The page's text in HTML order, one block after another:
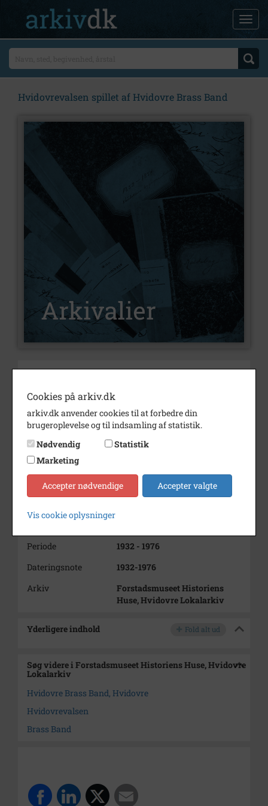
Hvidovrevalsen spillet af Hvidovre Brass Band
Nummer
A1001
Type
Arkivskaber
Hvidovre Brass Band
Hvidovre
Kun vedr. Hvidovrevalsen
Periode
1932 - 1976
Dateringsnote
1932-1976
Arkiv
Forstadsmuseet Historiens
Huse, Hvidovre Lokalarkiv
Yderligere indhold Fold alt ud
Søg videre i Forstadsmuseet Historiens Huse, Hvidovre
Lokalarkiv
Hvidovre Brass Band, Hvidovre
Hvidovrevalsen
Brass Band
Cookies på arkiv.dk
arkiv.dk anvender cookies til at forbedre din
brugeroplevelse og til indsamling af statistik.
Nødvendig
Statistik
Marketing
Accepter nødvendige Accepter valgte
Vis cookie oplysninger